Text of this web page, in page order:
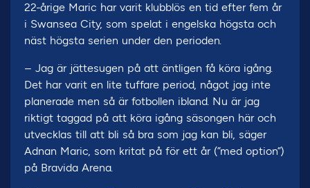
22-årige Maric har varit klubblös en tid efter fem år
i Swansea City, som spelat i engelska högsta och
näst högsta serien under den perioden.
– Jag är jättesugen på att äntligen få köra igång.
Det har varit en lite tuffare period, något jag inte
planerade men så är fotbollen ibland. Nu är jag
riktigt taggad på att köra igång säsongen här och
utvecklas till att bli så bra som jag kan bli, säger
Adnan Maric, som kritat på för ett år (”med option”)
på Bravida Arena.